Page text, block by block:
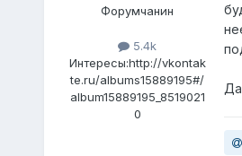
Форумчанин
5.4k
Интересы:http://vkontak
te.ru/albums15889195#/
album15889195_8519021
0